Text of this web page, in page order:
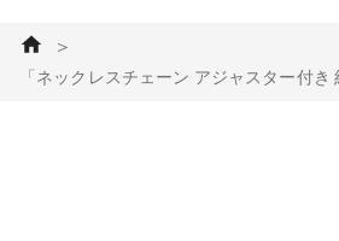
＞
「ネックレスチェーン アジャスター付